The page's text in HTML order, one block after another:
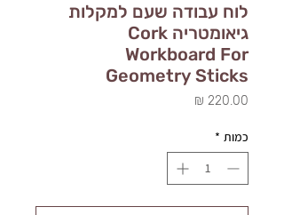
לוח עבודה שעם למקלות
גיאומטריה Cork
Workboard For
Geometry Sticks
כמות *